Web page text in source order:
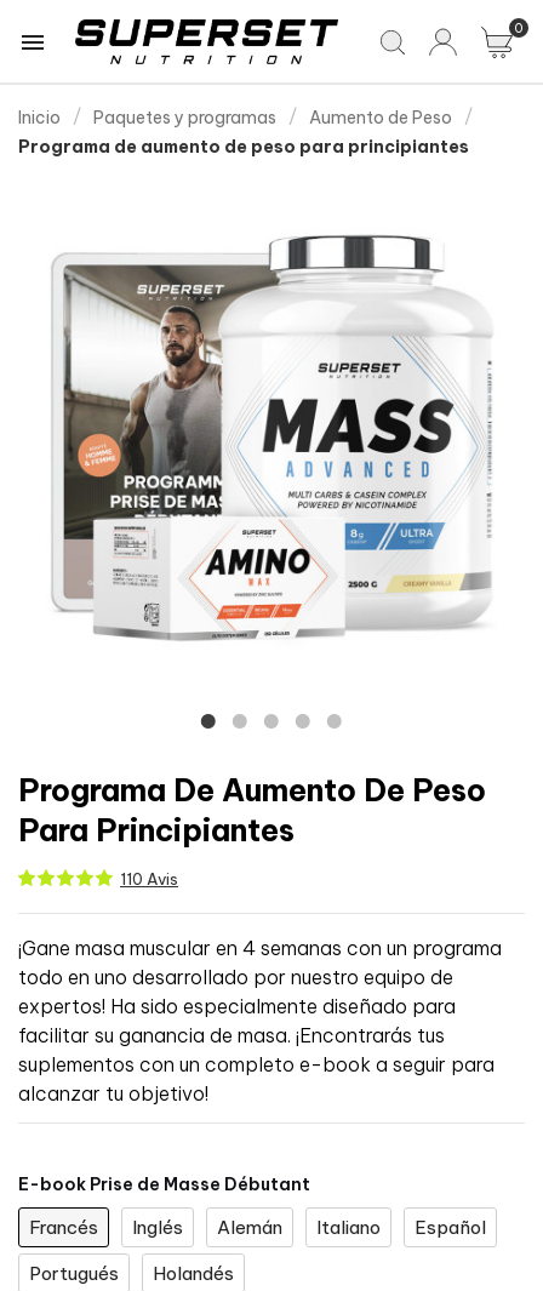
 0
Inicio Paquetes y programas
Aumento de Peso
Programa de aumento de peso para principiantes
Programa De Aumento De Peso
Para Principiantes
110 Avis
¡Gane masa muscular en 4 semanas con un programa
todo en uno desarrollado por nuestro equipo de
expertos! Ha sido especialmente diseñado para
facilitar su ganancia de masa. ¡Encontrarás tus
suplementos con un completo e-book a seguir para
alcanzar tu objetivo!
E-book Prise de Masse Débutant
Francés Inglés Alemán Italiano
Español
Portugués
Holandés